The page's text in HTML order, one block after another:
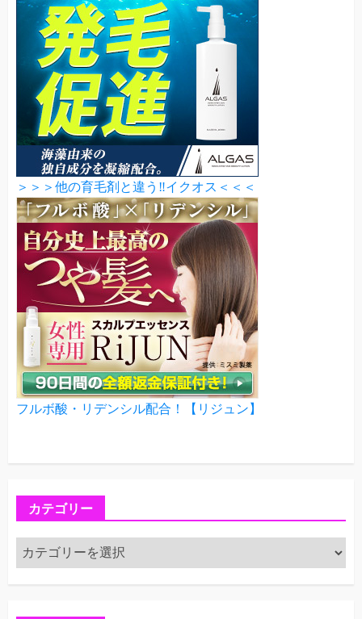
＞＞＞他の育毛剤と違う‼イクオス＜＜＜
フルボ酸・リデンシル配合！【リジュン】
カテゴリー
カ
テ
ゴ